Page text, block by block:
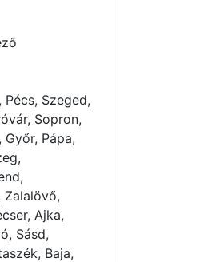
Szeged,
Sopron,
Győr, Pápa,
Zalalövő,
Ajka,
Sásd,
Baja,